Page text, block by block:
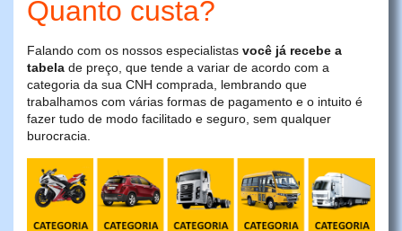
Quanto custa?
Falando com os nossos especialistas você já recebe a
tabela de preço, que tende a variar de acordo com a
categoria da sua CNH comprada, lembrando que
trabalhamos com várias formas de pagamento e o intuito é
fazer tudo de modo facilitado e seguro, sem qualquer
burocracia.